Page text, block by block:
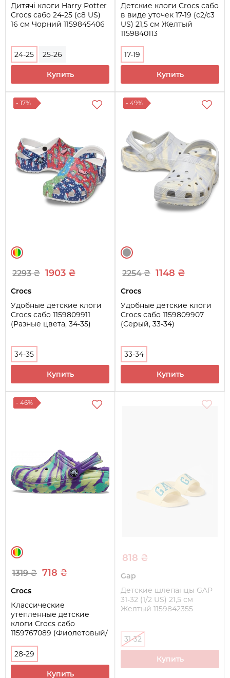
Дитячі клоги Harry Potter
Crocs сабо 24-25 (c8 US)
16 см Чорний 1159845406
24-25 25-26
Купить
Детские клоги Crocs сабо
в виде уточек 17-19 (c2/c3
US) 21,5 см Желтый
1159840113
17-19
Купить
- 17%
2293 ₴ 1903 ₴
Crocs
Удобные детские клоги
Crocs сабо 1159809911
(Разные цвета, 34-35)
34-35
Купить
- 49%
2254 ₴ 1148 ₴
Crocs
Удобные детские клоги
Crocs сабо 1159809907
(Серый, 33-34)
33-34
Купить
- 46%
1319 ₴ 718 ₴
Crocs
Классические
утепленные детские
клоги Crocs сабо
1159767089 (Фиолетовый/
28-29
Купить
818 ₴
Gap
Детские шлепанцы GAP
31-32 (1/2 US) 21,5 см
Желтый 1159842355
31-32
Купить